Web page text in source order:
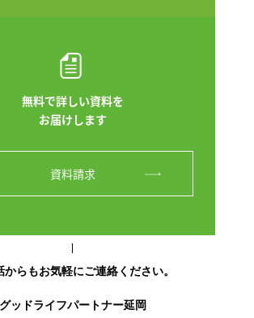
無料で詳しい資料を
お届けします
資料請求
からもお気軽にご連絡ください。
グッドライフパートナー延岡